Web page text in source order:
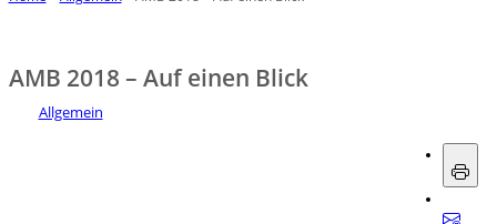
AMB 2018 – Auf einen Blick
Allgemein